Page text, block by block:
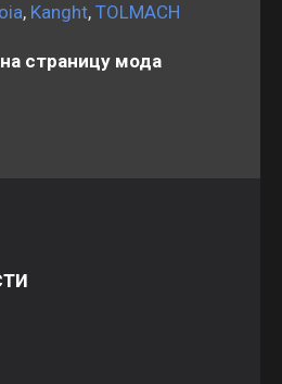
, Kanght, TOLMACH
страницу мода